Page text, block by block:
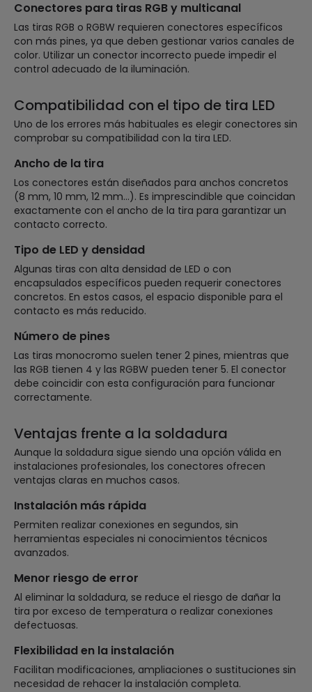
Conectores para tiras RGB y multicanal
Las tiras RGB o RGBW requieren conectores específicos
con más pines, ya que deben gestionar varios canales de
color. Utilizar un conector incorrecto puede impedir el
control adecuado de la iluminación.
Compatibilidad con el tipo de tira LED
Uno de los errores más habituales es elegir conectores sin
comprobar su compatibilidad con la tira LED.
Ancho de la tira
Los conectores están diseñados para anchos concretos
(8 mm, 10 mm, 12 mm…). Es imprescindible que coincidan
exactamente con el ancho de la tira para garantizar un
contacto correcto.
Tipo de LED y densidad
Algunas tiras con alta densidad de LED o con
encapsulados específicos pueden requerir conectores
concretos. En estos casos, el espacio disponible para el
contacto es más reducido.
Número de pines
Las tiras monocromo suelen tener 2 pines, mientras que
las RGB tienen 4 y las RGBW pueden tener 5. El conector
debe coincidir con esta configuración para funcionar
correctamente.
Ventajas frente a la soldadura
Aunque la soldadura sigue siendo una opción válida en
instalaciones profesionales, los conectores ofrecen
ventajas claras en muchos casos.
Instalación más rápida
Permiten realizar conexiones en segundos, sin
herramientas especiales ni conocimientos técnicos
avanzados.
Menor riesgo de error
Al eliminar la soldadura, se reduce el riesgo de dañar la
tira por exceso de temperatura o realizar conexiones
defectuosas.
Flexibilidad en la instalación
Facilitan modificaciones, ampliaciones o sustituciones sin
necesidad de rehacer la instalación completa.